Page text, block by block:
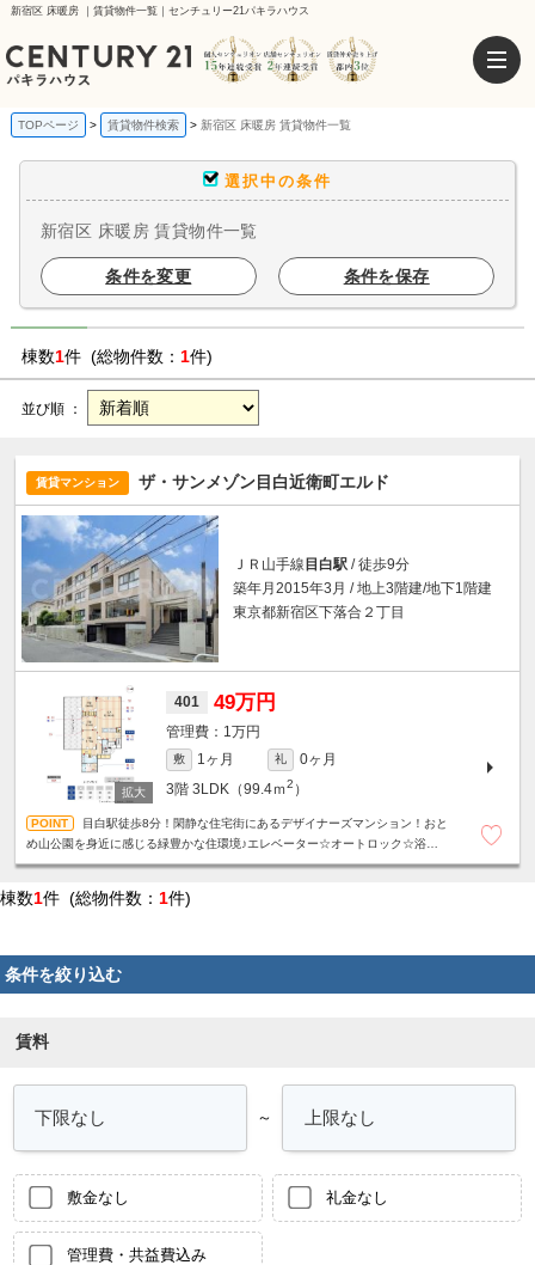
新宿区 床暖房 ｜賃貸物件一覧｜センチュリー21パキラハウス
TOPページ 賃貸物件検索 新宿区 床暖房 賃貸物件一覧
選択中の条件
新宿区 床暖房 賃貸物件一覧
条件を変更 条件を保存
棟数1件 (総物件数： 1件)
並び順 ：
賃貸マンション ザ・サンメゾン目白近衛町エルド
ＪＲ山手線 目白駅 / 徒歩9分
築年月2015年3月 / 地上3階建/地下1階建
東京都新宿区下落合２丁目
401 49万円
1万円
敷 1ヶ月 礼
0ヶ月
3階 3LDK（99.4ｍ2 ）
目白駅徒歩8分！閑静な住宅街にあるデザイナーズマンション！おと
め山公園を身近に感じる緑豊かな住環境♪エレベーター☆オートロック☆浴室乾
棟数1件 (総物件数： 1件)
条件を絞り込む
賃料
～
敷金なし 礼金なし
管理費・共益費込み